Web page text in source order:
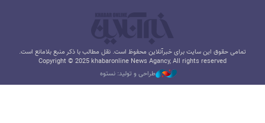
تمامی حقوق این سایت برای خبرآنلاین محفوظ است. نقل مطالب با ذکر منبع بلامانع است.
Copyright © 2025 khabaronline News Agancy, All rights reserved
طراحی و تولید: نستوه